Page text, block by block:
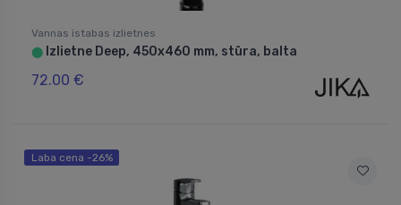
Vannas istabas izlietnes
⬤ Izlietne Deep, 450x460 mm, stūra, balta
72.00 €
Laba cena -26%